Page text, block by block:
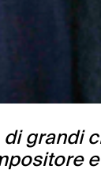
grandi